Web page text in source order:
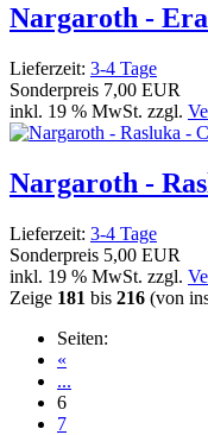
Nargaroth -
Lieferzeit: 3-4 Tage
Sonderpreis 7,00 EUR
inkl. 19 % MwSt. zzgl.
Nargaroth -
Lieferzeit: 3-4 Tage
Sonderpreis 5,00 EUR
inkl. 19 % MwSt. zzgl.
Zeige 181 bis 216 (von
Seiten:
«
...
6
7